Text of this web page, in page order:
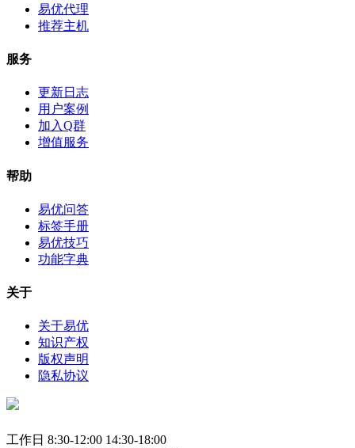
易优代理
推荐主机
服务
更新日志
用户案例
加入Q群
增值服务
帮助
易优问答
标签手册
易优技巧
功能字典
关于
关于易优
知识产权
版权声明
隐私协议
工作日 8:30-12:00 14:30-18:00